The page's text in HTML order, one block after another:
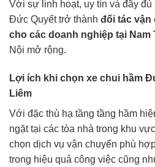
Với sự linh hoạt, uy tín và đầy
Đức Quyết trở thành đối tác vận
cho các doanh nghiệp tại Nam
Nội mở rộng.
Lợi ích khi chọn xe chui hầm
Liêm
Với đặc thù hạ tầng tầng hầm
ngặt tại các tòa nhà trong khu
chọn dịch vụ vận chuyển phù
trong hiệu quả công việc cũng